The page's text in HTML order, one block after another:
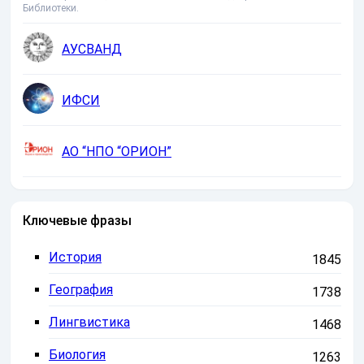
Библиотеки.
АУСВАНД
ИФСИ
АО “НПО “ОРИОН”
Ключевые фразы
История
1845
География
1738
Лингвистика
1468
Биология
1263